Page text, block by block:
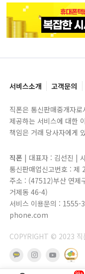
서비스소개 고객문의
직폰은 통신판매중개자
제공하는 서비스에 대한
책임은 거래 당사자에게
직폰 | 대표자 : 김선진 |
통신판매업신고번호 : 제
주소 : (47512)부산 연제
거제동 46-4)
서비스 이용문의 :
phone.com
COPYRIGHT © 2023 직